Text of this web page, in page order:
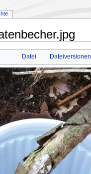
Datei Dateiversionen